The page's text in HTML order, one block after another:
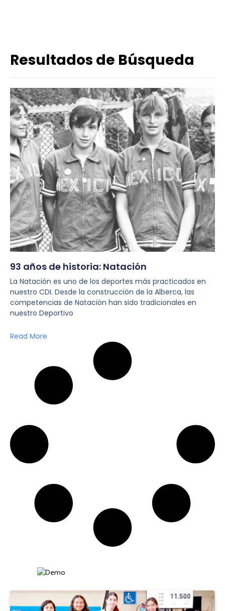
Resultados de Búsqueda
93 años de historia: Natación
La Natación es uno de los deportes más practicados en
nuestro CDI. Desde la construcción de la Alberca, las
competencias de Natación han sido tradicionales en
nuestro Deportivo
Read More